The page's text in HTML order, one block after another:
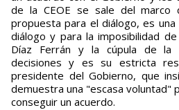
de la CEOE se sale del marco
propuesta para el diálogo, es
diálogo y para la imposibilidad
Díaz Ferrán y la cúpula de la
decisiones y es su estricta
presidente del Gobierno, que
demuestra una "escasa voluntad"
conseguir un acuerdo.